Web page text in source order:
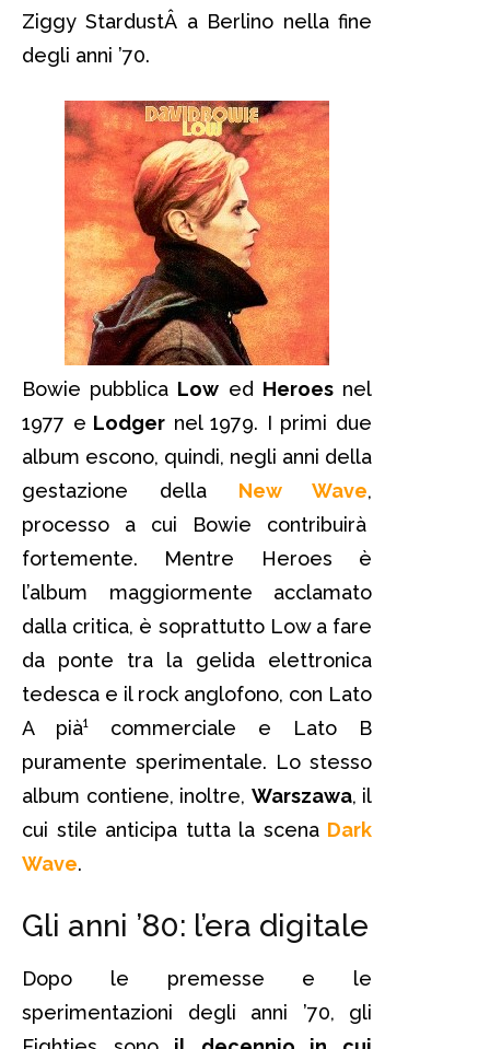
Ziggy StardustÂ a Berlino nella fine
degli anni ’70.
Bowie pubblica Low ed Heroesnel
1977 e Lodger nel 1979. I primi due
album escono, quindi, negli anni della
gestazione della New Wave,
processo a cui Bowie contribuirà
fortemente. Mentre Heroes è
l’album maggiormente acclamato
dalla critica, è soprattutto Low a fare
da ponte tra la gelida elettronica
tedesca e il rock anglofono, con Lato
A pià¹ commerciale e Lato B
puramente sperimentale. Lo stesso
album contiene, inoltre, Warszawa, il
cui stile anticipa tutta la scena Dark
Wave.
Gli anni ’80: l’era digitale
Dopo le premesse e le
sperimentazioni degli anni ’70, gli